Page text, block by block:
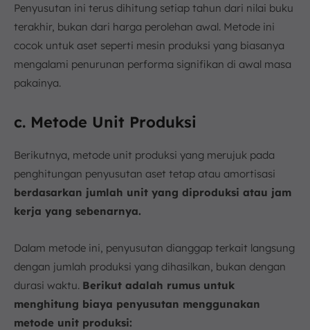
Penyusutan ini terus dihitung setiap tahun dari nilai buku
terakhir, bukan dari harga perolehan awal. Metode ini
cocok untuk aset seperti mesin produksi yang biasanya
mengalami penurunan performa signifikan di awal masa
pakainya.
c. Metode Unit Produksi
Berikutnya, metode unit produksi yang merujuk pada
penghitungan penyusutan aset tetap atau amortisasi
berdasarkan jumlah unit yang diproduksi atau jam
kerja yang sebenarnya.
Dalam metode ini, penyusutan dianggap terkait langsung
dengan jumlah produksi yang dihasilkan, bukan dengan
durasi waktu. Berikut adalah rumus untuk
menghitung biaya penyusutan menggunakan
metode unit produksi: